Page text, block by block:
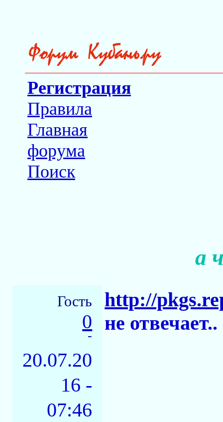
Регистрация
Правила
Главная
форума
Поиск
а
Гость
0
-
20.07.20
16 -
07:46
http://
не отвечает..